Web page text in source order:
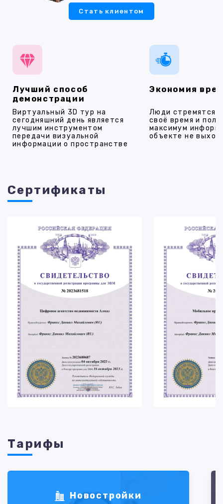
Стать клиентом
Лучший способ
демонстрации
Виртуальный 3D тур на
сегодняшний день является
лучшим инструментом
передачи визуальной
информации о пространстве
Экономия
Люди стремятся
своё время и
максимум
объекте не
Cертификаты
Тарифы
Новостройки